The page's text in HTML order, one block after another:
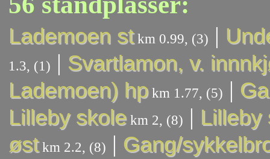
Lademoen stkm 0.99, (3) |
1.3, (1) | Svartlamon, v.
Lademoen) hpkm 1.77, (5) |
Lilleby skolekm 2, (8) | Lilleby
østkm 2.2, (8) | Gang/